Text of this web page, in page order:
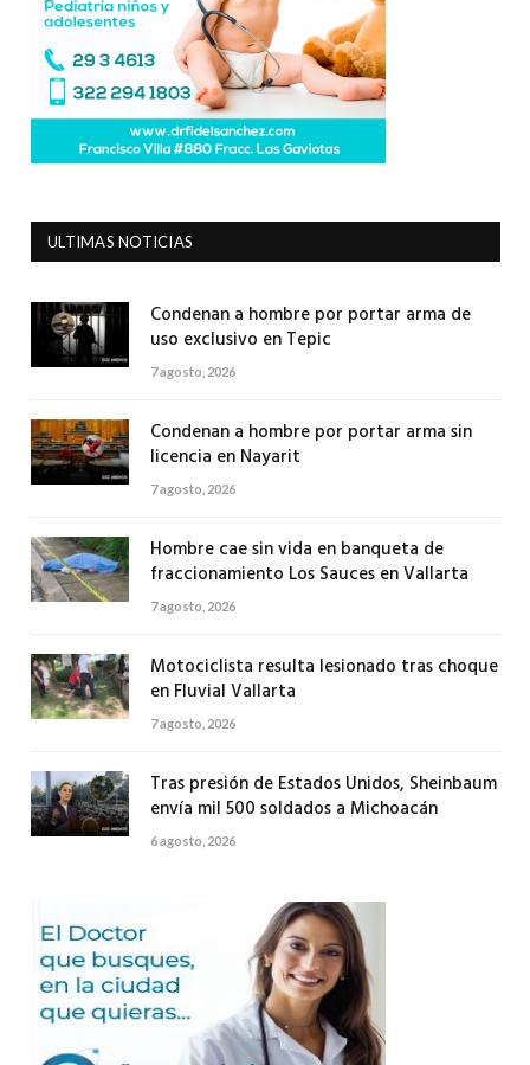
ULTIMAS NOTICIAS
Condenan a hombre por portar arma de
uso exclusivo en Tepic
7 agosto, 2026
Condenan a hombre por portar arma sin
licencia en Nayarit
7 agosto, 2026
Hombre cae sin vida en banqueta de
fraccionamiento Los Sauces en Vallarta
7 agosto, 2026
Motociclista resulta lesionado tras choque
en Fluvial Vallarta
7 agosto, 2026
Tras presión de Estados Unidos, Sheinbaum
envía mil 500 soldados a Michoacán
6 agosto, 2026